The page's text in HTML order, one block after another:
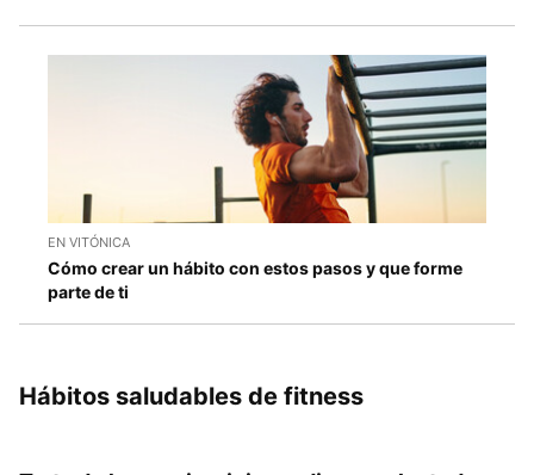
EN VITÓNICA
Cómo crear un hábito con estos pasos y que forme
parte de ti
Hábitos saludables de fitness